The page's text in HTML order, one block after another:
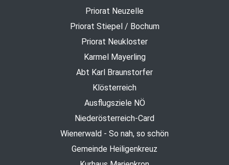
Priorat Neuzelle
Priorat Stiepel / Bochum
Priorat Neukloster
Karmel Mayerling
Abt Karl Braunstorfer
Klösterreich
Ausflugsziele NÖ
Niederösterreich-Card
Wienerwald - So nah, so schön
Gemeinde Heiligenkreuz